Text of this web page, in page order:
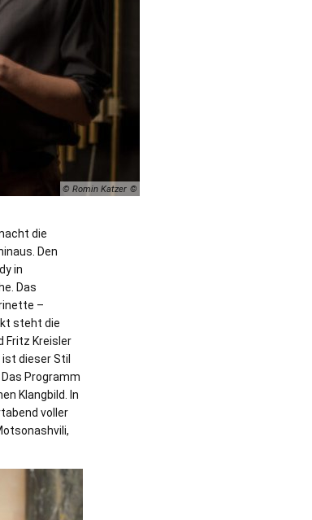
© Romin Katzer
die
Den
in
Das
–
steht die
Fritz Kreisler
dieser Stil
Programm
Klangbild. In
voller